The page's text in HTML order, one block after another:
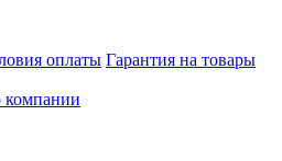
оплаты Гарантия на товары